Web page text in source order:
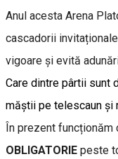
Anul acesta Arena
cascadorii
vigoare și evită
Care dintre pârtii sunt
măștii pe telescaun și
În prezent funcționăm
OBLIGATORIE peste